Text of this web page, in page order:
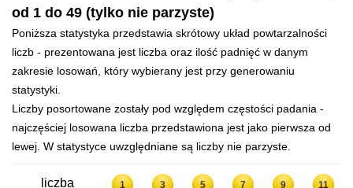
od 1 do 49 (tylko nie parzyste)
Poniższa statystyka przedstawia skrótowy układ powtarzalności
liczb - prezentowana jest liczba oraz ilość padnięć w danym
zakresie losowań, który wybierany jest przy generowaniu
statystyki.
Liczby posortowane zostały pod względem częstości padania -
najczęściej losowana liczba przedstawiona jest jako pierwsza od
lewej. W statystyce uwzględniane są liczby nie parzyste.
liczba 1 3 5 7 9 11